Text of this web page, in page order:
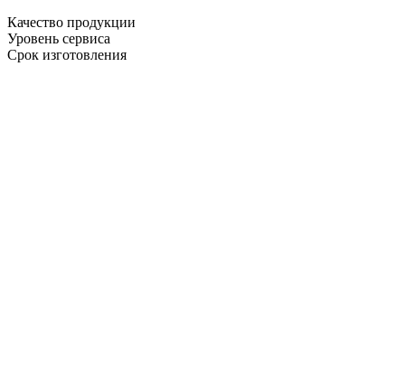
Качество продукции
Уровень сервиса
Срок изготовления